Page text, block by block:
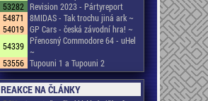
53282 Revision 2023 - Pártyreport
54871
8MIDAS - Tak trochu jiná ark ~
54019 GP Cars - česká závodní hra! ~
54339 Přenosný Commodore 64 - uHel
~
53556 Tupouni 1 a Tupouni 2
REAKCE NA ČLÁNKY